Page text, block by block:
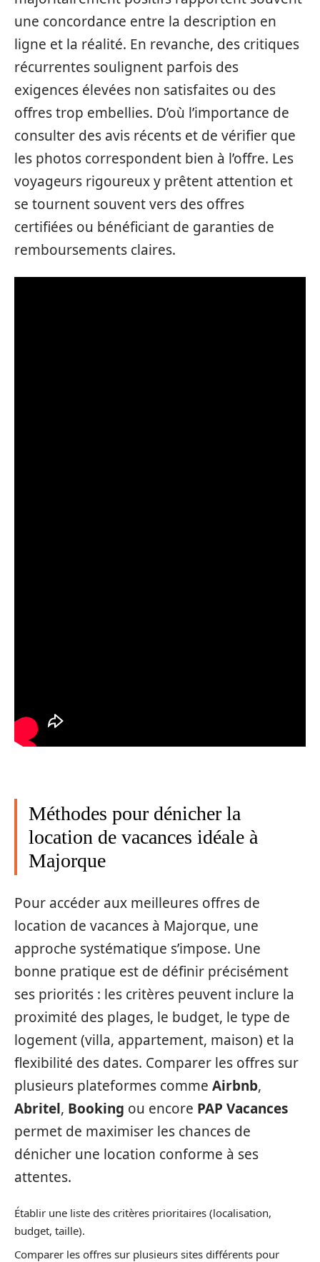
une concordance entre la description en
ligne et la réalité. En revanche, des critiques
récurrentes soulignent parfois des
exigences élevées non satisfaites ou des
offres trop embellies. D’où l’importance de
consulter des avis récents et de vérifier que
les photos correspondent bien à l’offre. Les
voyageurs rigoureux y prêtent attention et
se tournent souvent vers des offres
certifiées ou bénéficiant de garanties de
remboursements claires.
Méthodes pour dénicher la
location de vacances idéale à
Majorque
Pour accéder aux meilleures offres de
location de vacances à Majorque, une
approche systématique s’impose. Une
bonne pratique est de définir précisément
ses priorités : les critères peuvent inclure la
proximité des plages, le budget, le type de
logement (villa, appartement, maison) et la
flexibilité des dates. Comparer les offres sur
plusieurs plateformes comme Airbnb,
Abritel, Booking ou encore PAP Vacances
permet de maximiser les chances de
dénicher une location conforme à ses
attentes.
Établir une liste des critères prioritaires (localisation,
budget, taille).
Comparer les offres sur plusieurs sites différents pour